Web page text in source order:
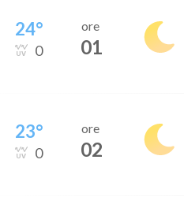
24°
0
ore
01
23°
0
ore
02